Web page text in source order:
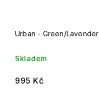
Urban - Green/Lavender
Skladem
995 Kč